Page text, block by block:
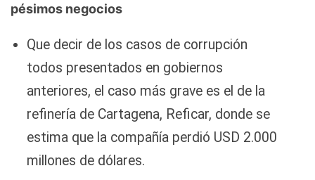
pésimos negocios
Que decir de los casos de corrupción
todos presentados en gobiernos
anteriores, el caso más grave es el de la
refinería de Cartagena, Reficar, donde se
estima que la compañía perdió USD 2.000
millones de dólares.